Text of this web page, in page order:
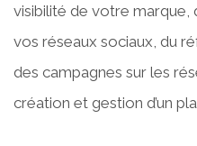
visibilité de votre marque,
vos réseaux sociaux, du
des campagnes sur les
création et gestion d’un